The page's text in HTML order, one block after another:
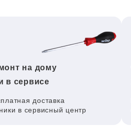
на дому
в сервисе
доставка
в сервисный центр